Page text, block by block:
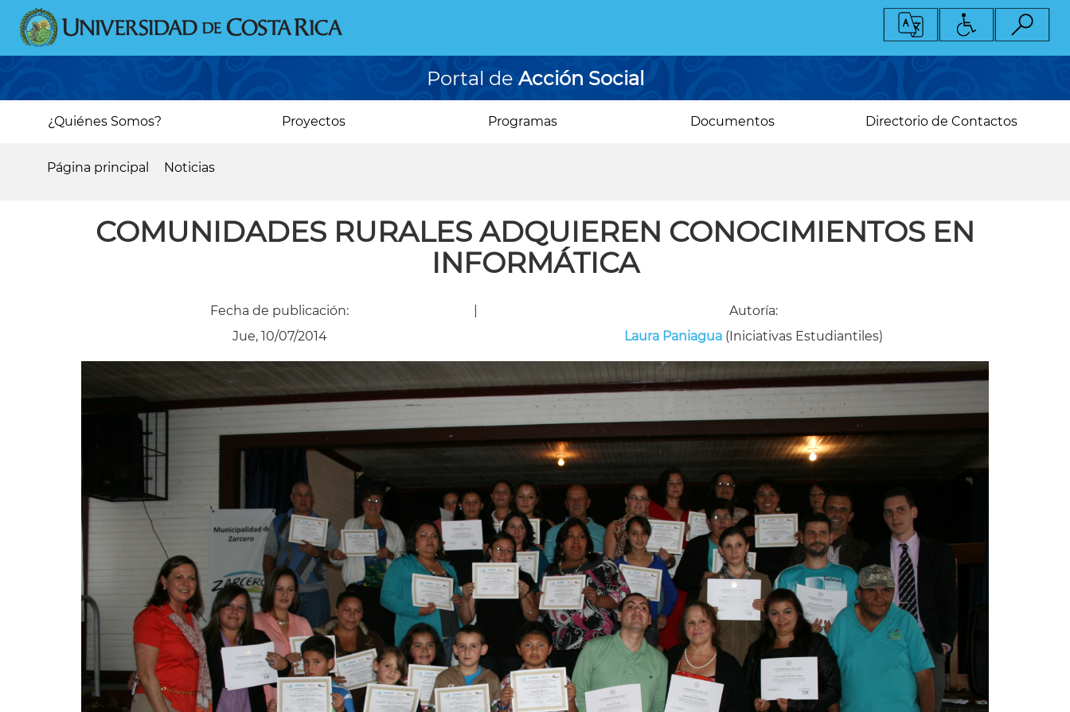
Pasar
contenido
principal
Portal de Acción Social
Main¿Quiénes Somos? Proyectos Programas Documentos Directorio de Contactos
enlaces
Página principal Noticias
COMUNIDADES RURALES ADQUIEREN CONOCIMIENTOS EN
INFORMÁTICA
Fecha de publicación:
Jue, 10/07/2014
Autoría:
Laura Paniagua (Iniciativas Estudiantiles)